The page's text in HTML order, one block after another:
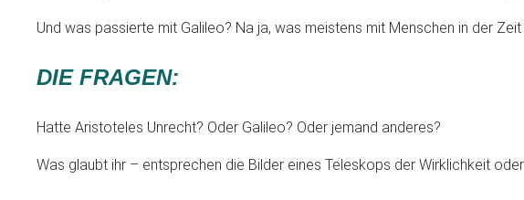
Und was passierte mit Galileo? Na ja, was meistens mit Menschen in der
DIE FRAGEN:
Hatte Aristoteles Unrecht? Oder Galileo? Oder jemand anderes?
Was glaubt ihr – entsprechen die Bilder eines Teleskops der Wirklichkeit